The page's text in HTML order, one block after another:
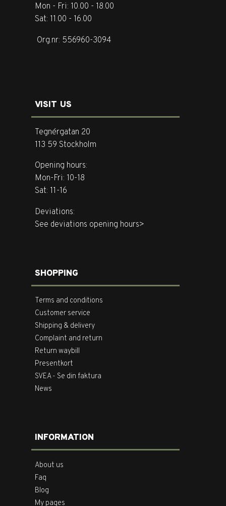
Mon - Fri: 10.00 - 18.00
Sat: 11.00 - 16.00
Org.nr: 556960-3094
VISIT US
Tegnérgatan 20
113 59 Stockholm
Opening hours:
Mon-Fri: 10-18
Sat: 11-16
Deviations:
See deviations opening hours>
SHOPPING
Terms and conditions
Customer service
Shipping & delivery
Complaint and return
Return waybill
Presentkort
SVEA - Se din faktura
News
INFORMATION
About us
Faq
Blog
My pages